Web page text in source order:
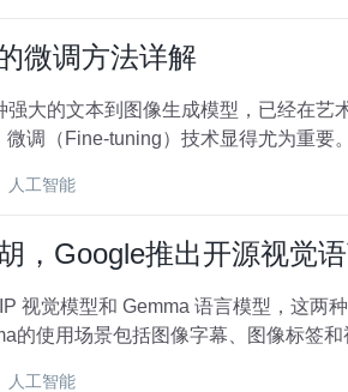
微调方法详解
强大的文本到图像生成模型，已经在
调（Fine-tuning）技术显得尤为重要
人工智能
，Google推出开源视觉
的使用场景包括图像字幕、图像标签
人工智能